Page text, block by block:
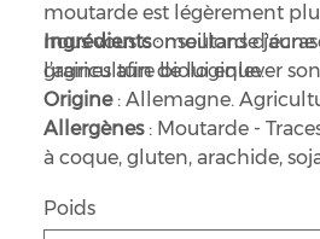
moutarde est légèrement
nous vous conseillons
graines afin de lui enlever
Ingrédients: moutarde jaune
l’agriculture biologique.
Origine: Allemagne.
Allergènes: Moutarde -
à coque, gluten, arachide,
Poids